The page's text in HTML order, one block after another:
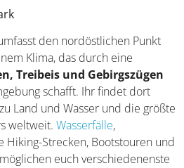
den nordöstlichen Punkt
Klima, das durch eine
Treibeis und Gebirgszügen
schafft. Ihr findet dort
Land und Wasser und die größte
weltweit.Wasserfälle,
Hiking-Strecken, Bootstouren und
euch verschiedenenste